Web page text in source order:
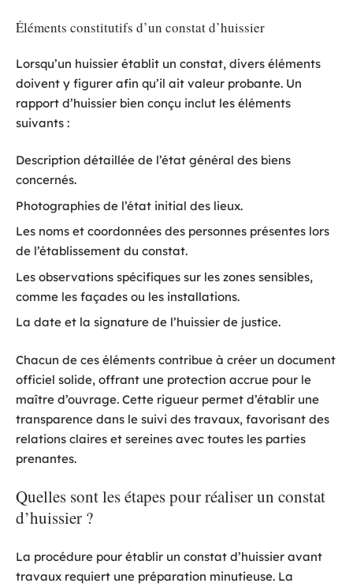
Éléments constitutifs d’un constat d’huissier
Lorsqu’un huissier établit un constat, divers éléments
doivent y figurer afin qu’il ait valeur probante. Un
rapport d’huissier bien conçu inclut les éléments
suivants :
Description détaillée de l’état général des biens
concernés.
Photographies de l’état initial des lieux.
Les noms et coordonnées des personnes présentes lors
de l’établissement du constat.
Les observations spécifiques sur les zones sensibles,
comme les façades ou les installations.
La date et la signature de l’huissier de justice.
Chacun de ces éléments contribue à créer un document
officiel solide, offrant une protection accrue pour le
maître d’ouvrage. Cette rigueur permet d’établir une
transparence dans le suivi des travaux, favorisant des
relations claires et sereines avec toutes les parties
prenantes.
Quelles sont les étapes pour réaliser un constat
d’huissier ?
La procédure pour établir un constat d’huissier avant
travaux requiert une préparation minutieuse. La